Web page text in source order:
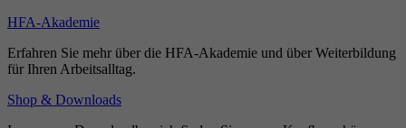
HFA-Akademie
Erfahren Sie mehr über die HFA-Akademie und über Weiterbildung
für Ihren Arbeitsalltag.
Shop & Downloads